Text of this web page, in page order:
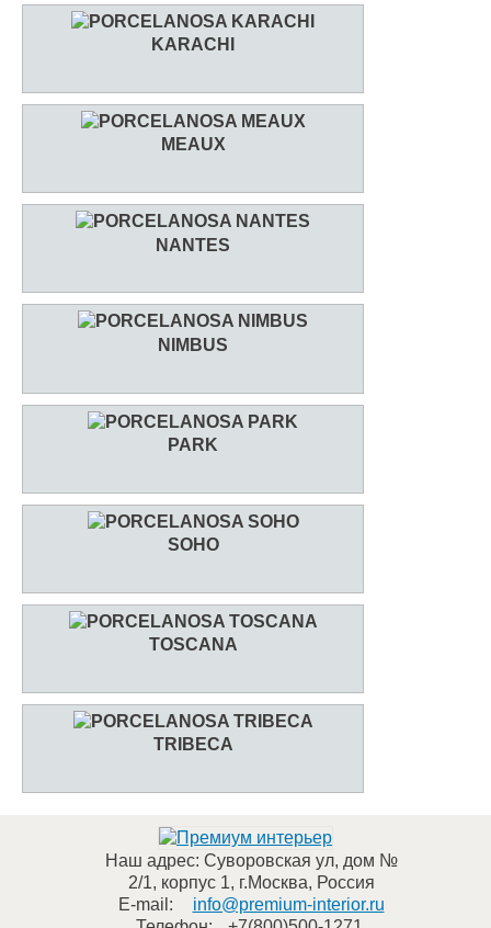
KARACHI
MEAUX
NANTES
NIMBUS
PARK
SOHO
TOSCANA
TRIBECA
Наш адрес: Суворовская ул, дом №
2/1, корпус 1, г.Москва, Россия
E-mail:
info@premium-interior.ru